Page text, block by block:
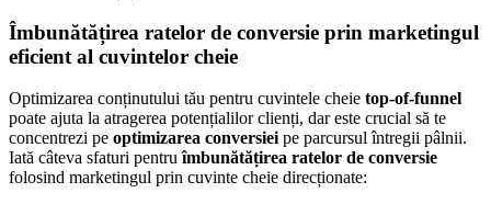
Îmbunătățirea ratelor de conversie prin marketingul
eficient al cuvintelor cheie
Optimizarea conținutului tău pentru cuvintele cheie top-of-funnel
poate ajuta la atragerea potențialilor clienți, dar este crucial să te
concentrezi pe optimizarea conversiei pe parcursul întregii pâlnii.
Iată câteva sfaturi pentruîmbunătățirea ratelor de conversie
folosind marketingul prin cuvinte cheie direcționate: